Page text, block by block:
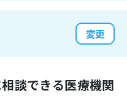
変更
談できる医療機関